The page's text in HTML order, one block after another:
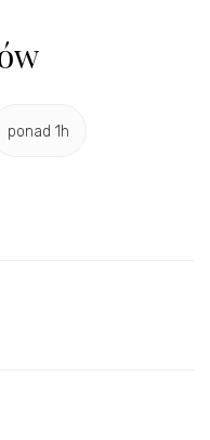
ponad 1h